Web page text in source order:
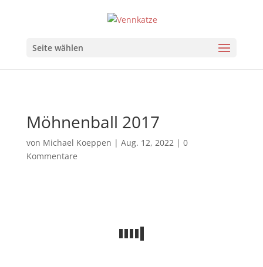
Seite wählen
Möhnenball 2017
von Michael Koeppen | Aug. 12, 2022| 0
Kommentare